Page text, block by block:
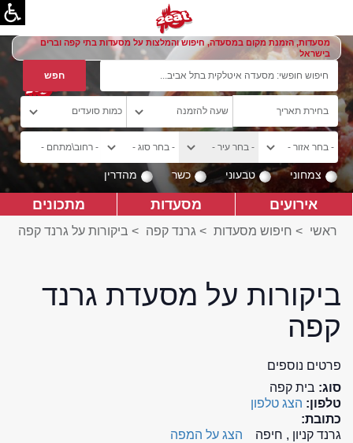
מסעדות, הזמנת מקום במסעדה, חיפוש והמלצות על מסעדות בתי קפה וברים
בישראל
צמחוני טבעוני כשר מהדרין
אירועים מסעדות מתכונים
ראשי > חיפוש מסעדות > גרנד קפה > ביקורות על גרנד קפה
ביקורות על מסעדת גרנד
קפה
פרטים נוספים
סוג: בית קפה
טלפון: הצג טלפון
כתובת:
גרנד קניון , חיפה
הצג על המפה